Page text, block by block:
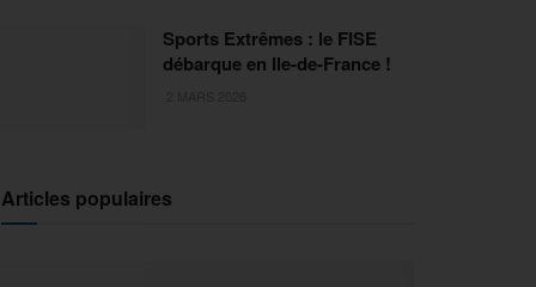
Sports Extrêmes : le FISE
débarque en Ile-de-France !
Articles populaires